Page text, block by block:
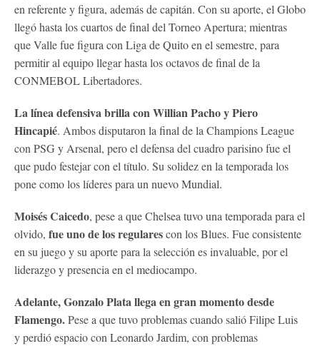
en referente y figura, además de capitán. Con su aporte, el Globo
llegó hasta los cuartos de final del Torneo Apertura; mientras
que Valle fue figura con Liga de Quito en el semestre, para
permitir al equipo llegar hasta los octavos de final de la
CONMEBOL Libertadores.
La línea defensiva brilla con Willian Pacho y Piero
Hincapié. Ambos disputaron la final de la Champions League
con PSG y Arsenal, pero el defensa del cuadro parisino fue el
que pudo festejar con el título. Su solidez en la temporada los
pone como los líderes para un nuevo Mundial.
Moisés Caicedo, pese a que Chelsea tuvo una temporada para el
olvido, fue uno de los regularescon los Blues. Fue consistente
en su juego y su aporte para la selección es invaluable, por el
liderazgo y presencia en el mediocampo.
Adelante, Gonzalo Plata llega en gran momento desde
Flamengo.Pese a que tuvo problemas cuando salió Filipe Luis
y perdió espacio con Leonardo Jardim, con problemas